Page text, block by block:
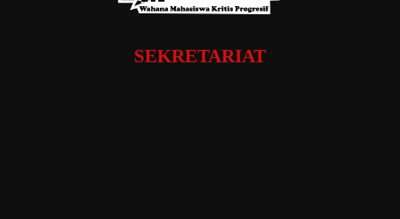
SEKRETARIAT